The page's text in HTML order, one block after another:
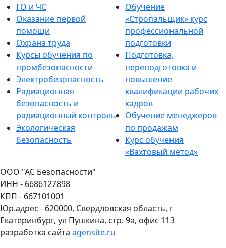
ГО и ЧС
Оказание первой
помощи
Охрана труда
Курсы обучения по
промбезопасности
Электробезопасность
Радиационная
безопасность и
радиационный контроль
Экологическая
безопасность
Обучение
«Стропальщик» курс
профессиональной
подготовки
Подготовка,
переподготовка и
повышение
квалификации рабочих
кадров
Обучение менеджеров
по продажам
Курс обучения
«Вахтовый метод»
ООО "АС Безопасности"
ИНН - 6686127898
КПП - 667101001
Юр.адрес - 620000, Свердловская область, г
Екатеринбург, ул Пушкина, стр. 9а, офис 113
разработка сайта agensite.ru